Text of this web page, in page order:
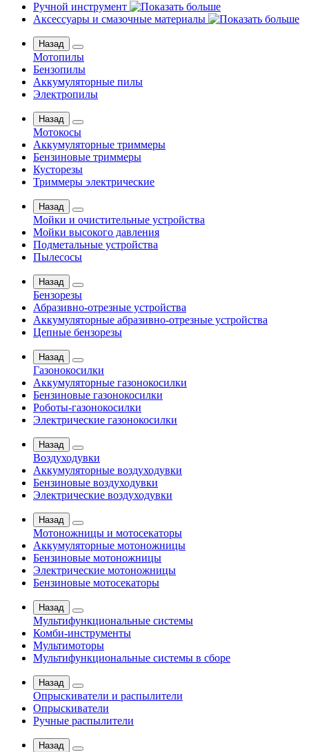
Ручной инструмент
Аксессуары и смазочные материалы
Назад
Мотопилы
Бензопилы
Аккумуляторные пилы
Электропилы
Назад
Мотокосы
Аккумуляторные триммеры
Бензиновые триммеры
Кусторезы
Триммеры электрические
Назад
Мойки и очистительные устройства
Мойки высокого давления
Подметальные устройства
Пылесосы
Назад
Бензорезы
Абразивно-отрезные устройства
Аккумуляторные абразивно-отрезные устройства
Цепные бензорезы
Назад
Газонокосилки
Аккумуляторные газонокосилки
Бензиновые газонокосилки
Роботы-газонокосилки
Электрические газонокосилки
Назад
Воздуходувки
Аккумуляторные воздуходувки
Бензиновые воздуходувки
Электрические воздуходувки
Назад
Мотоножницы и мотосекаторы
Аккумуляторные мотоножницы
Бензиновые мотоножницы
Электрические мотоножницы
Бензиновые мотосекаторы
Назад
Мультифункциональные системы
Комби-инструменты
Мультимоторы
Мультифункциональные системы в сборе
Назад
Опрыскиватели и распылители
Опрыскиватели
Ручные распылители
Назад